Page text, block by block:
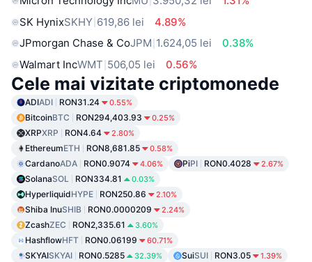
SK HynixSKHY 619,86 lei
4.89%
JPmorgan Chase & CoJPM 1.624,05 lei
0.38%
Walmart IncWMT 506,05 lei 0.56%
Cele mai vizitate criptomonede
ADIADI RON31.24 0.55%
BitcoinBTC RON294,403.93 0.25%
XRPXRP RON4.64 2.80%
EthereumETH RON8,681.85 0.58%
CardanoADA RON0.9074 4.06% PiPI RON0.4028 2.67%
SolanaSOL RON334.81 0.03%
HyperliquidHYPE RON250.86 2.10%
Shiba InuSHIB RON0.0000209 2.24%
ZcashZEC RON2,335.61 3.60%
HashflowHFT RON0.06199 60.71%
SKYAISKYAI RON0.5285 32.39% SuiSUI RON3.05 1.39%